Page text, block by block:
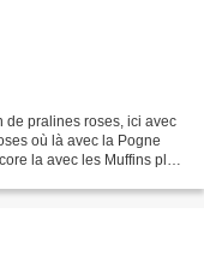
de pralines roses, ici avec
où là avec la Pogne
la avec les Muffins plus